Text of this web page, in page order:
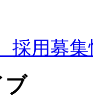
用募集
ブ